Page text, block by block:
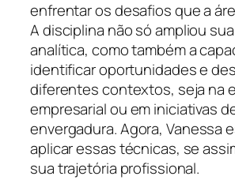
enfrentar os desafios que a
A disciplina não só ampliou
analítica, como também a
identificar oportunidades e
diferentes contextos, seja na
empresarial ou em iniciativas
envergadura. Agora, Vanessa
aplicar essas técnicas, se
sua trajetória profissional.